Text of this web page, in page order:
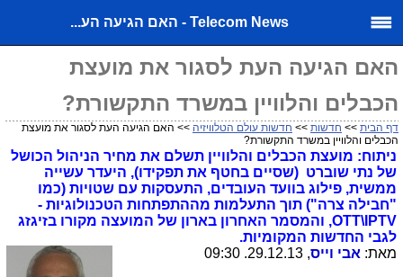
Telecom News - האם הגיעה הע...
האם הגיעה העת לסגור את מועצת
הכבלים והלוויין במשרד התקשורת?
דף הבית >> חדשות >> חדשות עולם הטלוויזיה >> האם הגיעה העת לסגור את מועצת
הכבלים והלוויין במשרד התקשורת?
ניתוח: מועצת הכבלים והלוויין תשלם את מחיר הניהול הכושל
של נתי שוברט (שסיים בחטף את תפקידו), היעדר עשייה
ממשית, פילוג בוועד העובדים, התעסקות עם שטויות (כמו
"חבילה צרה") תוך התעלמות מההתפתחות הטכנולוגיות -
OTT\IPTV, והמסמר האחרון בארון של המועצה מקורו בזיגזג
לגבי החדשות המקומיות.
מאת: אבי וייס, 29.12.13. 09:30